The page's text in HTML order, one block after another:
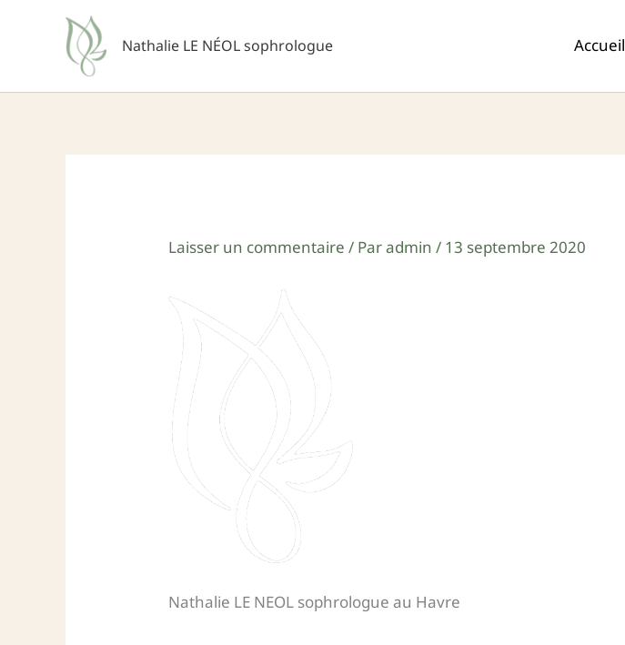
Nathalie LE NÉOL sophrologue Accueil
Laisser un commentaire / Paradmin/ 13 septembre 2020
Nathalie LE NEOL sophrologue au Havre